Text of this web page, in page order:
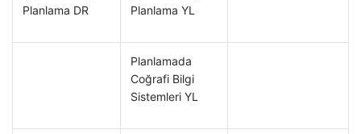
Planlama DR
Planlama YL
Planlamada
Coğrafi Bilgi
Sistemleri YL